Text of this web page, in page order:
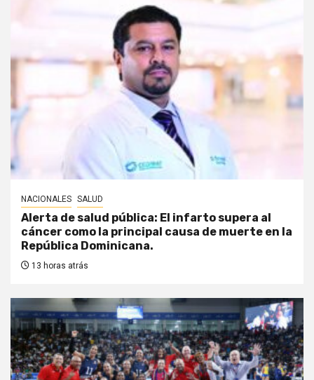
NACIONALES SALUD
Alerta de salud pública: El infarto supera al
cáncer como la principal causa de muerte en la
República Dominicana.
13 horas atrás